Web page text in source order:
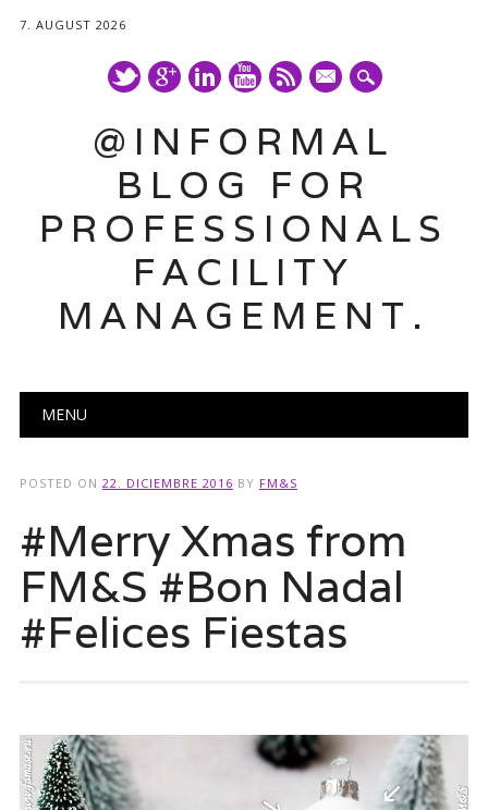
7. AUGUST 2026
mail
@INFORMAL
BLOG FOR
PROFESSIONALS
FACILITY
MANAGEMENT.
Main menu
MENU
POSTED ON 22. DICIEMBRE 2016 BY FM&S
#Merry Xmas from
FM&S #Bon Nadal
#Felices Fiestas